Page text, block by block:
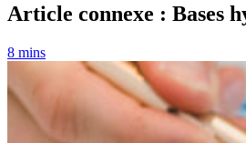
Article connexe : Bases
8 mins